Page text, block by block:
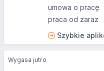
umowa o pracę
praca od zaraz
Szybkie
Wygasa jutro